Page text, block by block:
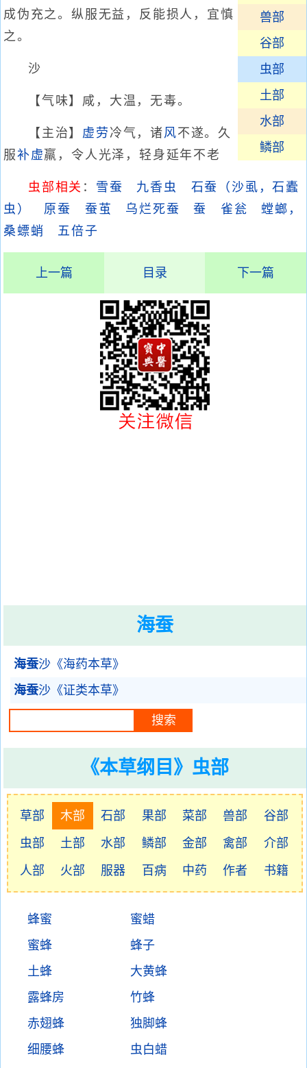
兽部
谷部
虫部
土部
水部
鳞部
成伪充之。纵服无益，反能损人，宜慎
之。
沙
【气味】咸，大温，无毒。
【主治】 虚劳 冷气，诸风不遂。久
服补虚羸，令人光泽，轻身延年不老
虫部相关 ： 雪蚕 九香虫
石蚕（沙虱，石蠹
虫）
原蚕 蚕茧 乌烂死蚕 蚕 雀瓮
螳螂，
桑螵蛸
五倍子
上一篇 目录 下一篇
海蚕
海蚕沙《海药本草》
海蚕沙《证类本草》
《本草纲目》虫部
草部 木部 石部 果部 菜部 兽部
谷部
虫部
土部 水部 鳞部 金部 禽部
介部
人部
火部 服器 百病 中药 作者 书籍
蜂蜜
蜜蜡
蜜蜂
蜂子
土蜂
大黄蜂
露蜂房
竹蜂
赤翅蜂
独脚蜂
细腰蜂
虫白蜡